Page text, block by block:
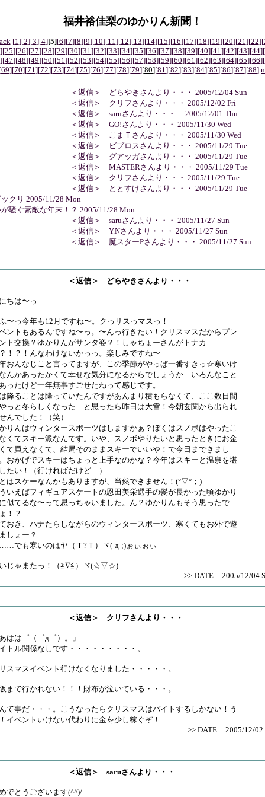
福井裕佳梨のゆかりん新聞！
[1][2][3][4][5][6][7][8][9][10][11][12][13][14][15][16][17][18][19][20][21][22][
][25][26][27][28][29][30][31][32][33][34][35][36][37][38][39][40][41][42][43][44][
][47][48][49][50][51][52][53][54][55][56][57][58][59][60][61][62][63][64][65][66][
[69][70][71][72][73][74][75][76][77][78][79][80][81][82][83][84][85][86][87][88]
返信＞ どらやきさんより・・・ 2005/12/04 Sun
返信＞ クリフさんより・・・ 2005/12/02 Fri
返信＞ saruさんより・・・ 2005/12/01 Thu
返信＞ GO!さんより・・・ 2005/11/30 Wed
返信＞ こまＴさんより・・・ 2005/11/30 Wed
返信＞ ビブロスさんより・・・ 2005/11/29 Tue
返信＞ グアッガさんより・・・ 2005/11/29 Tue
返信＞ MASTERさんより・・・ 2005/11/29 Tue
返信＞ クリフさんより・・・ 2005/11/29 Tue
返信＞ ととすけさんより・・・ 2005/11/29 Tue
クリ 2005/11/28 Mon
騒ぐ素敵な年末！？ 2005/11/28 Mon
返信＞ saruさんより・・・ 2005/11/27 Sun
返信＞ Y.Nさんより・・・ 2005/11/27 Sun
返信＞ 魔スターPさんより・・・ 2005/11/27 Sun
返信＞ どらやきさんより・・・
ちは〜っ
〜っ今年も12月ですね〜。クっリスっマスっ！
ントもあるんですね〜っ。〜んっ行きたい！クリスマスだからプレ
ト交換？ゆかりんがサンタ姿？！しゃちょーさんがトナカ
！？！んなわけないかっっ。楽しみですね〜
おんなじこと言ってますが、この季節がやっぱ一番すきっ☆寒いけ
んかあったかくて幸せな気分になるからでしょうか…いろんなこと
ったけど一年無事すごせたねって感じです。
降ることは降っていたんですがあんまり積もらなくて、ここ数日間
っと冬らしくなった…と思ったら昨日は大雪！今朝玄関から出られ
んでした！（笑）
りんはウィンタースポーツはしますかぁ？ぼくはスノボはやったこ
くてスキー派なんです。いや、スノボやりたいと思ったときにお金
て買えなくて、結局そのままスキーでいいや！で今日まできまし
おかげでスキーはちょっと上手なのかな？今年はスキーと温泉を堪
たい！（行ければだけど…）
はスケーなんかもありますが、当然できません！(°▽°；)
いえばフィギュアスケートの恩田美栄選手の髪が長かった頃ゆかり
似てるな〜って思っちゃいました。ん？ゆかりんもそう思ったで
！？
おき、ハナたらしながらのウィンタースポーツ、寒くてもお外で遊
しょー？
でも寒いのはヤ（Ｔ?Ｔ）ヾ(-д-;)ぉぃぉぃ
じゃまたっ！（≧∇≦）ヾ(☆▽☆)
>> DATE :: 2005/12/04
返信＞ クリフさんより・・・
あはは゜（゜д゜）。」
トル関係なしです・・・・・・・・・。
スマスイベント行けなくなりました・・・・・。
まで行かれない！！！財布が泣いている・・・。
て事だ・・・。こうなったらクリスマスはバイトするしかない！う
イベントいけない代わりに金を少し稼ぐぞ！
>> DATE :: 2005/12/02
返信＞ saruさんより・・・
でとうございます(^^)/